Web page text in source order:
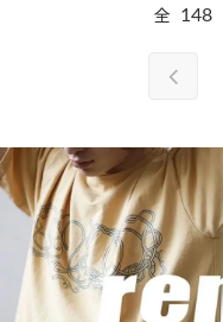
全 148